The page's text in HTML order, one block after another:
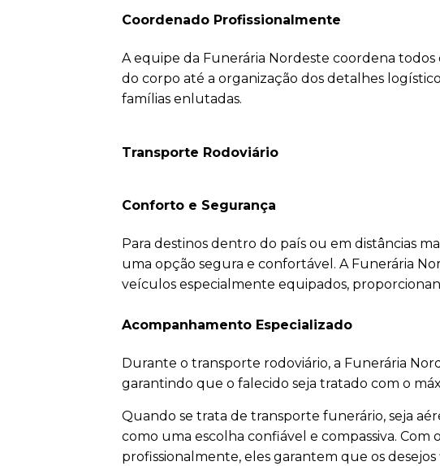
Coordenado Profissionalmente
A equipe da Funerária Nordeste coordena
do corpo até a organização dos detalhes
famílias enlutadas.
Transporte Rodoviário
Conforto e Segurança
Para destinos dentro do país ou em distâncias
uma opção segura e confortável. A Funerária
veículos especialmente equipados,
Acompanhamento Especializado
Durante o transporte rodoviário, a Funerária
garantindo que o falecido seja tratado com o
Quando se trata de transporte funerário, seja
como uma escolha confiável e compassiva.
profissionalmente, eles garantem que os